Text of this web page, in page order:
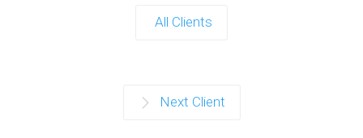
All Clients
Next Client